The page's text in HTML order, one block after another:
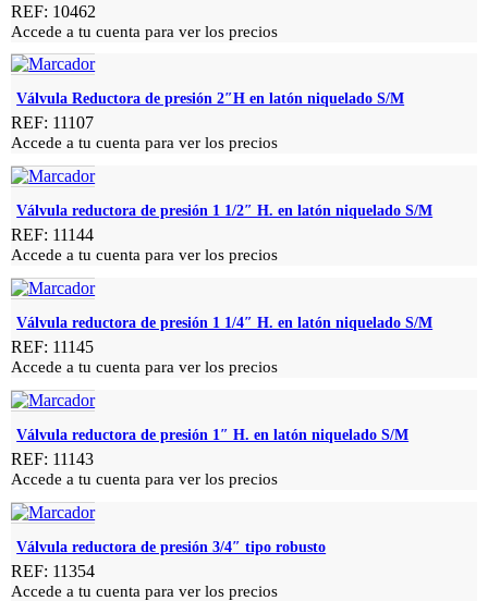
REF: 10462
Accede a tu cuenta para ver los precios
Válvula Reductora de presión 2″H en latón niquelado S/M
REF: 11107
Accede a tu cuenta para ver los precios
Válvula reductora de presión 1 1/2″ H. en latón niquelado S/M
REF: 11144
Accede a tu cuenta para ver los precios
Válvula reductora de presión 1 1/4″ H. en latón niquelado S/M
REF: 11145
Accede a tu cuenta para ver los precios
Válvula reductora de presión 1″ H. en latón niquelado S/M
REF: 11143
Accede a tu cuenta para ver los precios
Válvula reductora de presión 3/4″ tipo robusto
REF: 11354
Accede a tu cuenta para ver los precios